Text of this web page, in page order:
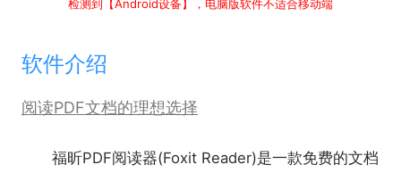
检测到【Android设备】，电脑版软件不适合移动端
软件介绍
阅读PDF文档的理想选择
福昕PDF阅读器(Foxit Reader)是一款免费的文档